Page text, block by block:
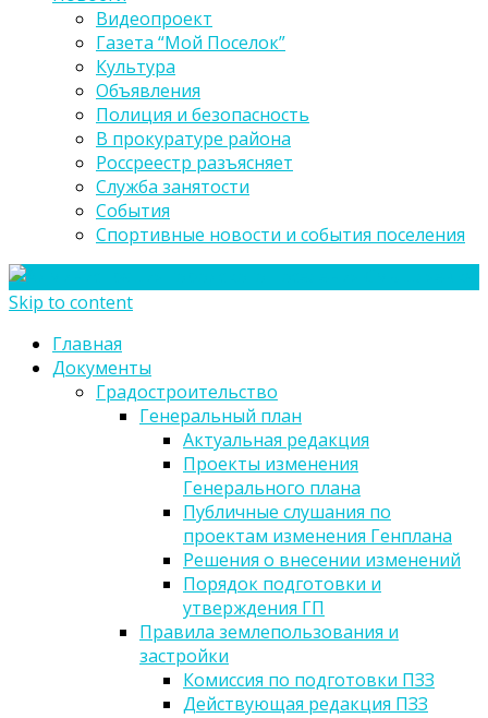
Видеопроект
Газета “Мой Поселок”
Культура
Объявления
Полиция и безопасность
В прокуратуре района
Россреестр разъясняет
Служба занятости
События
Спортивные новости и события поселения
Skip to content
Главная
Документы
Градостроительство
Генеральный план
Актуальная редакция
Проекты изменения
Генерального плана
Публичные слушания по
проектам изменения Генплана
Решения о внесении изменений
Порядок подготовки и
утверждения ГП
Правила землепользования и
застройки
Комиссия по подготовки ПЗЗ
Действующая редакция ПЗЗ